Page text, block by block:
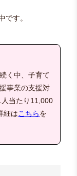
です。
く中、子育て
事業の支援対
当たり11,000
細はこちらを